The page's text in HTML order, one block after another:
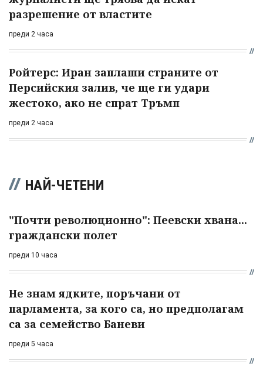
разрешение от властите
преди 2 часа
Ройтерс: Иран заплаши страните от
Персийския залив, че ще ги удари
жестоко, ако не спрат Тръмп
преди 2 часа
НАЙ-ЧЕТЕНИ
"Почти революционно": Пеевски хвана...
граждански полет
преди 10 часа
Не знам ядките, поръчани от
парламента, за кого са, но предполагам
са за семейство Баневи
преди 5 часа